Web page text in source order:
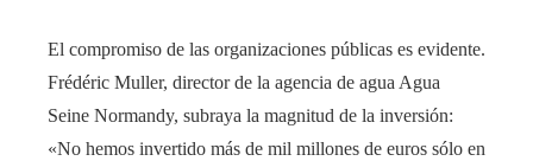
El compromiso de las organizaciones públicas es evidente.
Frédéric Muller, director de la agencia de agua Agua
Seine Normandy, subraya la magnitud de la inversión:
«No hemos invertido más de mil millones de euros sólo en